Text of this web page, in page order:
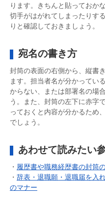
ります。きちんと貼っておか
切手がはがれてしまったりす
りと確認しておきましょう。
宛名の書き方
封筒の表面の右側から、縦書
ます。担当者名が分かってい
からない、または部署名の場
う。また、封筒の左下に赤字
っておくと内容が分かるため
でしょう。
あわせて読みたい
・ 履歴書や職務経歴書の封筒
・ 辞表・退職願・退職届を入
のマナー